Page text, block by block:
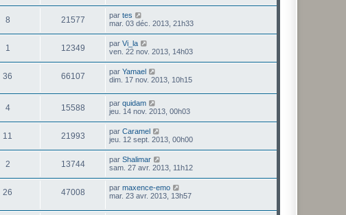
8 21577 par tes
mar. 03 déc. 2013, 21h33
1 12349 par Vi_la
ven. 22 nov. 2013, 14h03
36 66107 par Yamael
dim. 17 nov. 2013, 10h15
4 15588 par quidam
jeu. 14 nov. 2013, 00h03
11 21993 par Caramel
jeu. 12 sept. 2013, 00h00
2 13744 par Shalimar
sam. 27 avr. 2013, 11h12
26 47008 par maxence-emo
mar. 23 avr. 2013, 13h57